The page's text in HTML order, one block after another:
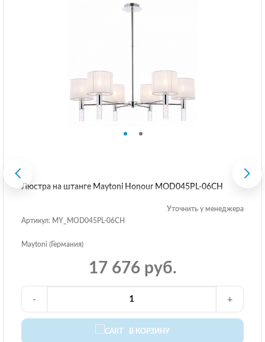
Люстра на штанге Maytoni Honour MOD045PL-06CH
Уточнить у менеджера
Артикул: MY_MOD045PL-06CH
Maytoni (Германия)
17 676 руб.
В КОРЗИНУ
- +